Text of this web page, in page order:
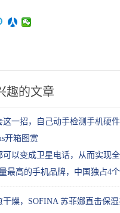
趣的文章
一招，自己动手检测手机硬件
开箱图赏
可以变成卫星电话，从而实现
最高的手机品牌，中国独占4
干燥，SOFINA 苏菲娜直击保湿